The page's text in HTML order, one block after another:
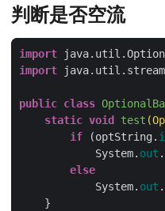
判断是否空流
import
import
public class
static void test
if (optString.
            System.
out .
else
            System.
out .